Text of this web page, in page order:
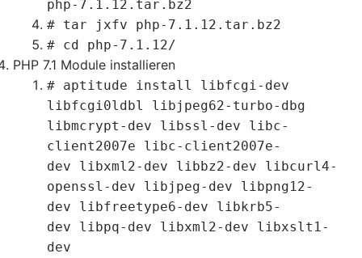
php-7.1.12.tar.bz2
# tar jxfv php-7.1.12.tar.bz2
# cd php-7.1.12/
PHP 7.1 Module installieren
# aptitude install libfcgi-dev
libfcgi0ldbl libjpeg62-turbo-dbg
libmcrypt-dev libssl-dev libc-
client2007e libc-client2007e-
dev libxml2-dev libbz2-dev libcurl4-
openssl-dev libjpeg-dev libpng12-
dev libfreetype6-dev libkrb5-
dev libpq-dev libxml2-dev libxslt1-
dev